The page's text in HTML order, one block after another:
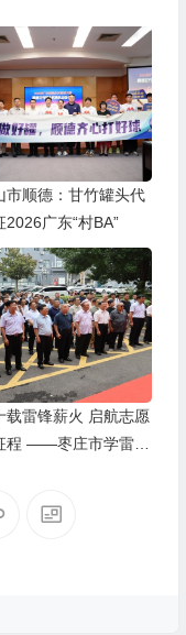
市顺德：甘竹罐头代
2026广东“村BA”
载雷锋薪火 启航志愿
程 ——枣庄市学雷锋